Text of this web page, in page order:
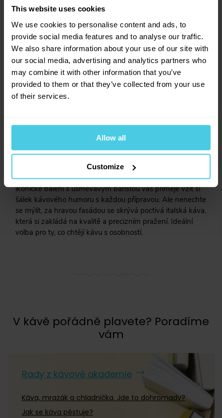
This website uses cookies
We use cookies to personalise content and ads, to
provide social media features and to analyse our traffic.
We also share information about your use of our site with
our social media, advertising and analytics partners who
may combine it with other information that you’ve
provided to them or that they’ve collected from your use
of their services.
Allow all
Customize
vždycky naladí na správnou notu. Je to káva s
charakterem, která nabízí vyváženou kombinaci jemné
sladkosti a lehkého oříškového tónu. Ideální pro ty, co
chtějí kávu, která není přehnaně hořká, ale přesto
zanechá příjemný dozvuk.
Perfektní káva pro každodenní rituály
Lucaffé je jako ten kámoš, co vždycky dorazí v dobré
náladě. Skvěle se hodí pro ranní kávu na probuzení, ale i
Lucaffé se odlišuje nejen svou chutí, ale i stylem. Její
ikonické balení s usměvavým baristou vás přiměje vzít si
šálek kávového humoru s každou přípravou. Ale nenechte
se mýlit, za hravou fasádou se skrývá poctivá italská káva,
která si zakládá na kvalitě a precizním pražení. Ideální
volba pro ty, co chtějí kávu s osobností.
V kávě pořádně plavete? Poradíme
vám
Rady z kávové akademie
Káva, mrazák a chladnička. Jde to dohromady?
Jak se káva pěstuje?